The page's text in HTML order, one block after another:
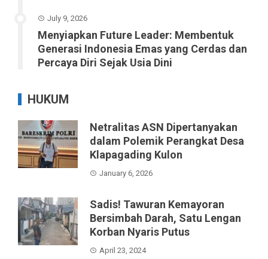
July 9, 2026
Menyiapkan Future Leader: Membentuk
Generasi Indonesia Emas yang Cerdas dan
Percaya Diri Sejak Usia Dini
HUKUM
Netralitas ASN Dipertanyakan
dalam Polemik Perangkat Desa
Klapagading Kulon
January 6, 2026
Sadis! Tawuran Kemayoran
Bersimbah Darah, Satu Lengan
Korban Nyaris Putus
April 23, 2024